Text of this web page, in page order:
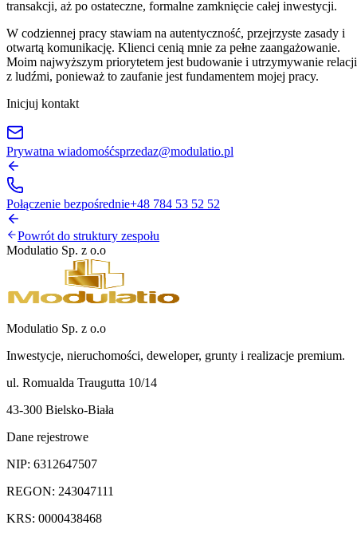
transakcji, aż po ostateczne, formalne zamknięcie całej inwestycji.
W codziennej pracy stawiam na autentyczność, przejrzyste zasady i
otwartą komunikację. Klienci cenią mnie za pełne zaangażowanie.
Moim najwyższym priorytetem jest budowanie i utrzymywanie relacji
z ludźmi, ponieważ to zaufanie jest fundamentem mojej pracy.
Inicjuj kontakt
Prywatna wiadomośćsprzedaz@modulatio.pl
Połączenie bezpośrednie+48 784 53 52 52
Powrót do struktury zespołu
Modulatio Sp. z o.o
Modulatio Sp. z o.o
Inwestycje, nieruchomości, deweloper, grunty i realizacje premium.
ul. Romualda Traugutta 10/14
43-300 Bielsko-Biała
Dane rejestrowe
NIP: 6312647507
REGON: 243047111
KRS: 0000438468